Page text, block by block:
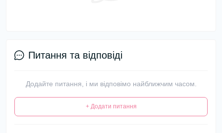
Питання та відповіді
Додайте питання, і ми відповімо найближчим часом.
+ Додати питання